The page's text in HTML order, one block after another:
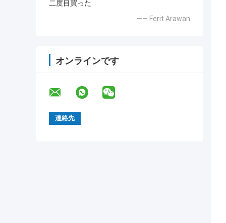
二度目買った
—— Ferit Arawan
オンラインです